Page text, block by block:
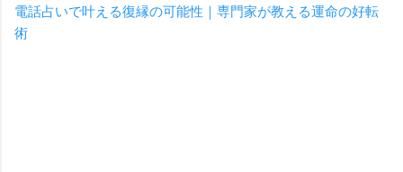
電話占いで叶える復縁の可能性｜専門家が教える運命の好転
術